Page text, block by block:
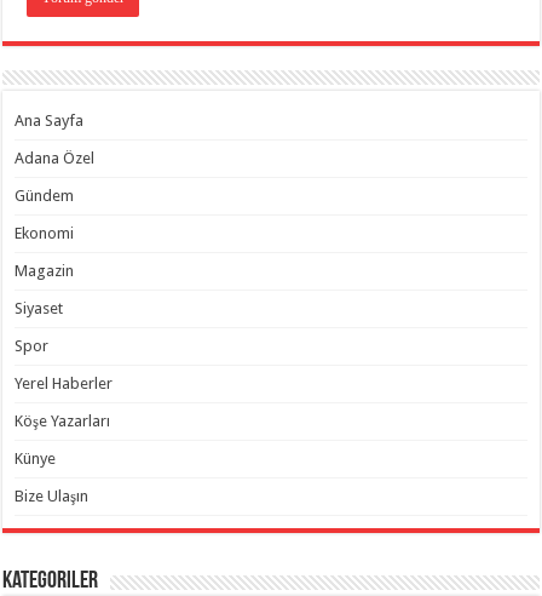
Ana Sayfa
Adana Özel
Gündem
Ekonomi
Magazin
Siyaset
Spor
Yerel Haberler
Köşe Yazarları
Künye
Bize Ulaşın
Kategoriler